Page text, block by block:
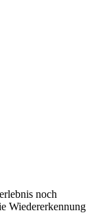
noch
Wiedererkennung